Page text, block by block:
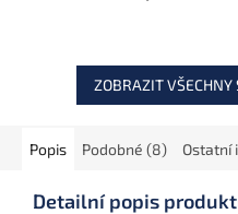
ZOBRAZIT VŠECHNY
Popis Podobné (8) Ostatní
Detailní popis